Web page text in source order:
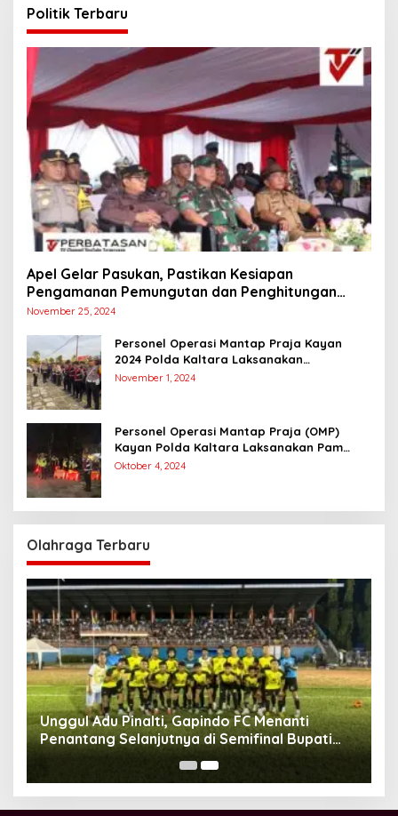
Politik Terbaru
Apel Gelar Pasukan, Pastikan Kesiapan
Pengamanan Pemungutan dan Penghitungan
Suara
November 25, 2024
Personel Operasi Mantap Praja Kayan
2024 Polda Kaltara Laksanakan
Pengamanan Simulasi Pemungutan dan
November 1, 2024
Personel Operasi Mantap Praja (OMP)
Kayan Polda Kaltara Laksanakan Pam
Kampanye Paslon Gubernur dan Wakil
Oktober 4, 2024
Olahraga Terbaru
Unggul Adu Pinalti, Gapindo FC Menanti
Penantang Selanjutnya di Semifinal Bupati
Cup 2024